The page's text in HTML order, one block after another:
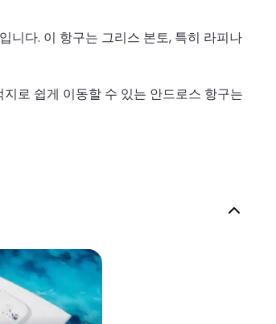
니다. 이 항구는 그리스 본토, 특히 라피나
로 쉽게 이동할 수 있는 안드로스 항구는